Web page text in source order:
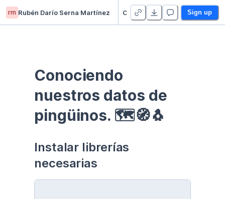
rm Rubén Darío Serna Martínez Sign up
Conociendo
nuestros datos de
pingüinos. 🗺🧭🐧
Instalar librerías
necesarias